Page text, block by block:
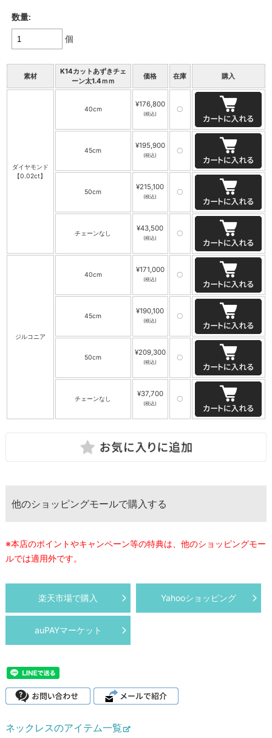
数量:
個
素材
K14カットあずきチェ
ーン太1.4ｍｍ
価格 在庫 購入
ダイヤモンド
【0.02ct】
40cm
¥176,800
(税込)
〇
45cm
¥195,900
(税込)
〇
50cm
¥215,100
(税込)
〇
チェーンなし
¥43,500
(税込)
〇
ジルコニア
40cm
¥171,000
(税込)
〇
45cm
¥190,100
(税込)
〇
50cm
¥209,300
(税込)
〇
チェーンなし
¥37,700
(税込)
〇
他のショッピングモールで購入する
※本店のポイントやキャンペーン等の特典は、他のショッピングモー
ルでは適用外です。
楽天市場で購入 Yahooショッピング
auPAYマーケット
ネックレスのアイテム一覧